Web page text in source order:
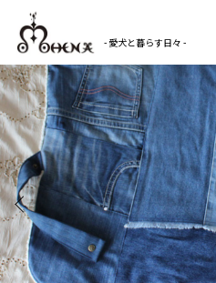
- 愛犬と暮らす日々 -